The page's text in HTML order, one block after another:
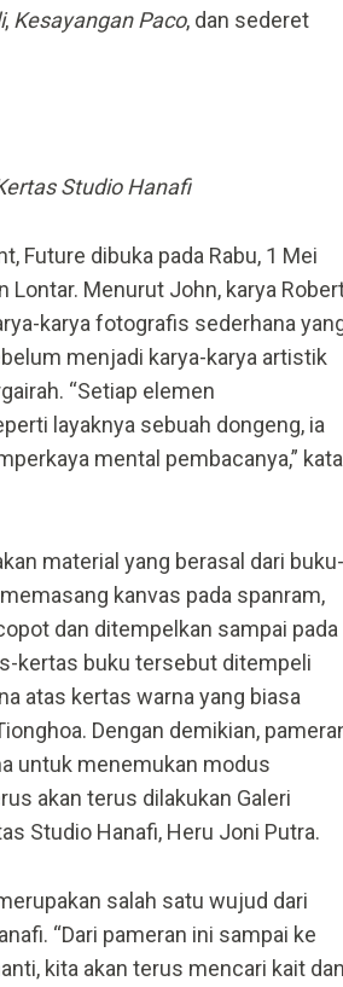
, Kesayangan Paco, dan sederet
Studio Hanafi
Future dibuka pada Rabu, 1 Mei
Lontar. Menurut John, karya
karya fotografis sederhana
menjadi karya-karya artistik
“Setiap elemen
layaknya sebuah dongeng, ia
mental pembacanya,” kata
material yang berasal dari buku-
kanvas pada spanram,
dan ditempelkan sampai pada
kertas buku tersebut ditempeli
atas kertas warna yang biasa
Dengan demikian,
untuk menemukan modus
akan terus dilakukan Galeri
Studio Hanafi, Heru Joni Putra.
salah satu wujud dari
“Dari pameran ini sampai ke
kita akan terus mencari kait dan